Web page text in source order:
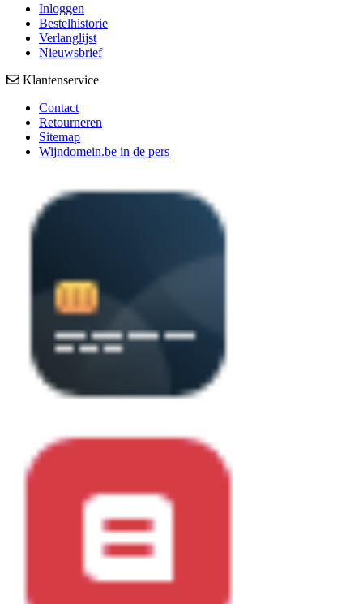
Inloggen
Bestelhistorie
Verlanglijst
Nieuwsbrief
Klantenservice
Contact
Retourneren
Sitemap
Wijndomein.be in de pers